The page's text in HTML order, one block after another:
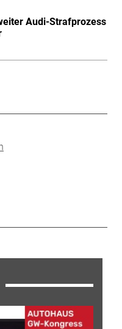
Audi-Strafprozess